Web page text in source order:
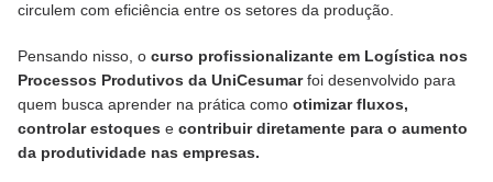
circulem com eficiência entre os setores da produção.
Pensando nisso, o curso profissionalizante em Logística nos
Processos Produtivos da UniCesumarfoi desenvolvido para
quem busca aprender na prática como otimizar fluxos,
controlar estoques e contribuir diretamente para o aumento
da produtividade nas empresas.